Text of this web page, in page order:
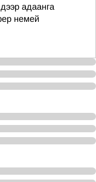
адаанга
немей